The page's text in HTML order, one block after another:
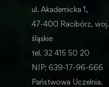
ul. Akademicka 1,
47-400 Racibórz, woj.
śląskie
tel. 32 415 50 20
NIP: 639-17-96-666
Państwowa Uczelnia.